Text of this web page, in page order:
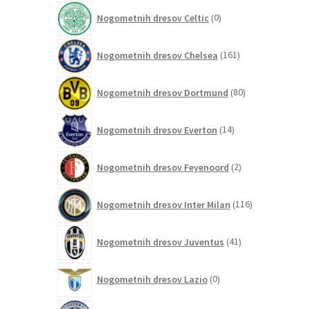
Nogometnih dresov Celtic 0izdelkov
Nogometnih dresov Chelsea 161izdelkov
Nogometnih dresov Dortmund 80izdelkov
Nogometnih dresov Everton 14izdelkov
Nogometnih dresov Feyenoord 2izdelka
Nogometnih dresov Inter Milan 116izdelkov
Nogometnih dresov Juventus 41izdelkov
Nogometnih dresov Lazio 0izdelkov